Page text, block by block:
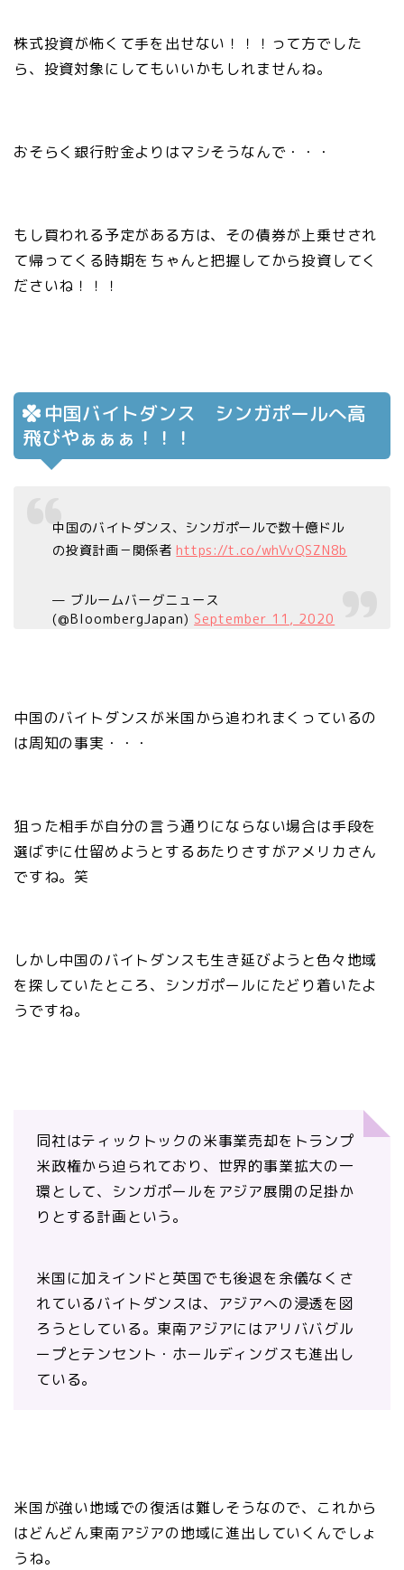
株式投資が怖くて手を出せない！！！って方でした
ら、投資対象にしてもいいかもしれませんね。
おそらく銀行貯金よりはマシそうなんで・・・
もし買われる予定がある方は、その債券が上乗せされ
て帰ってくる時期をちゃんと把握してから投資してく
ださいね！！！
中国バイトダンス シンガポールへ高
飛びやぁぁぁ！！！
中国のバイトダンス、シンガポールで数十億ドル
の投資計画－関係者 https://t.co/whVvQSZN8b
— ブルームバーグニュース
(@BloombergJapan) September 11, 2020
中国のバイトダンスが米国から追われまくっているの
は周知の事実・・・
狙った相手が自分の言う通りにならない場合は手段を
選ばずに仕留めようとするあたりさすがアメリカさん
ですね。笑
しかし中国のバイトダンスも生き延びようと色々地域
を探していたところ、シンガポールにたどり着いたよ
うですね。
同社はティックトックの米事業売却をトランプ
米政権から迫られており、世界的事業拡大の一
環として、シンガポールをアジア展開の足掛か
りとする計画という。
米国に加えインドと英国でも後退を余儀なくさ
れているバイトダンスは、アジアへの浸透を図
ろうとしている。東南アジアにはアリババグル
ープとテンセント・ホールディングスも進出し
ている。
米国が強い地域での復活は難しそうなので、これから
はどんどん東南アジアの地域に進出していくんでしょ
うね。